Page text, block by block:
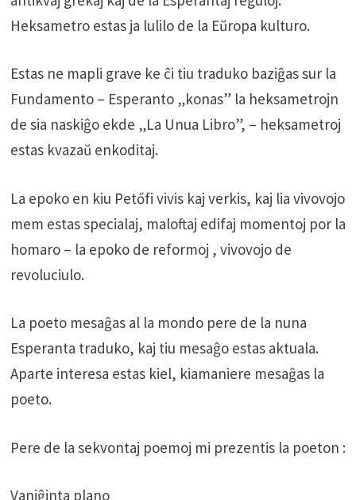
Heksametro estas ja lulilo de la Eŭropa kulturo.
Estas ne mapli grave ke ĉi tiu traduko baziĝas sur la
Fundamento – Esperanto „konas” la heksametrojn
de sia naskiĝo ekde „La Unua Libro”, – heksametroj
estas kvazaŭ enkoditaj.
La epoko en kiu Petőfi vivis kaj verkis, kaj lia vivovojo
mem estas specialaj, maloftaj edifaj momentoj por la
homaro – la epoko de reformoj , vivovojo de
revoluciulo.
La poeto mesaĝas al la mondo pere de la nuna
Esperanta traduko, kaj tiu mesaĝo estas aktuala.
Aparte interesa estas kiel, kiamaniere mesaĝas la
poeto.
Pere de la sekvontaj poemoj mi prezentis la poeton :
Vaniĝinta plano